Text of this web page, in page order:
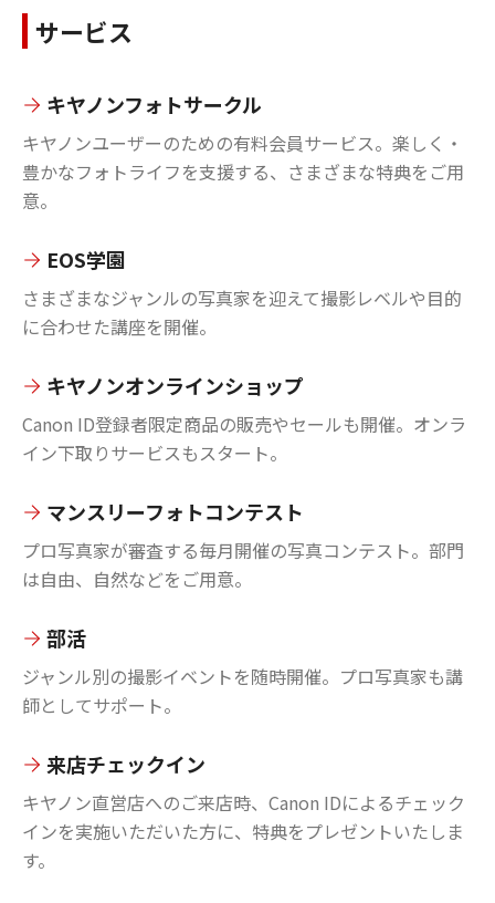
サービス
キヤノンフォトサークル
キヤノンユーザーのための有料会員サービス。楽しく・
豊かなフォトライフを支援する、さまざまな特典をご用
意。
EOS学園
さまざまなジャンルの写真家を迎えて撮影レベルや目的
に合わせた講座を開催。
キヤノンオンラインショップ
Canon ID登録者限定商品の販売やセールも開催。オンラ
イン下取りサービスもスタート。
マンスリーフォトコンテスト
プロ写真家が審査する毎月開催の写真コンテスト。部門
は自由、自然などをご用意。
部活
ジャンル別の撮影イベントを随時開催。プロ写真家も講
師としてサポート。
来店チェックイン
キヤノン直営店へのご来店時、Canon IDによるチェック
インを実施いただいた方に、特典をプレゼントいたしま
す。